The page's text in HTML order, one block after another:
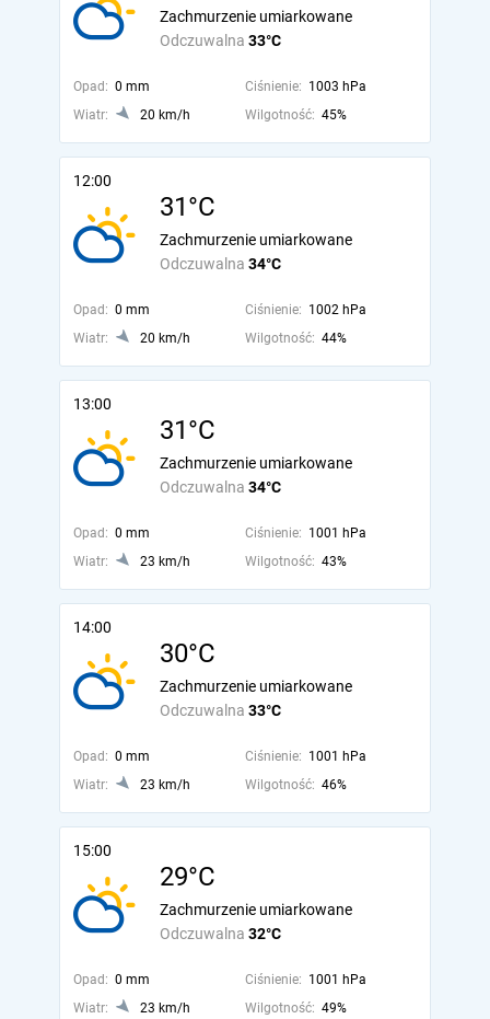
Odczuwalna 33°C
Zachmurzenie umiarkowane
Opad: 0 mm Ciśnienie: 1003 hPa
Wiatr:
20 km/h Wilgotność: 45%
12:00
31°C
Odczuwalna 34°C
Zachmurzenie umiarkowane
Opad: 0 mm Ciśnienie: 1002 hPa
Wiatr:
20 km/h Wilgotność: 44%
13:00
31°C
Odczuwalna 34°C
Zachmurzenie umiarkowane
Opad: 0 mm Ciśnienie: 1001 hPa
Wiatr:
23 km/h Wilgotność: 43%
14:00
30°C
Odczuwalna 33°C
Zachmurzenie umiarkowane
Opad: 0 mm Ciśnienie: 1001 hPa
Wiatr:
23 km/h Wilgotność: 46%
15:00
29°C
Odczuwalna 32°C
Zachmurzenie umiarkowane
Opad: 0 mm Ciśnienie: 1001 hPa
Wiatr:
23 km/h Wilgotność: 49%